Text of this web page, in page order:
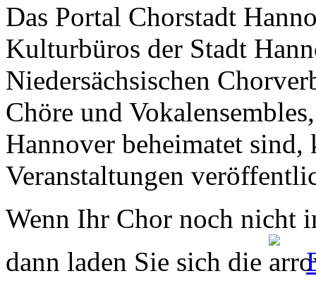
Das Portal Chorstadt
Kulturbüros der Stadt
Niedersächsischen
Chöre und
Hannover beheimatet sind,
Veranstaltungen
Wenn Ihr Chor noch nicht
dann laden Sie sich die